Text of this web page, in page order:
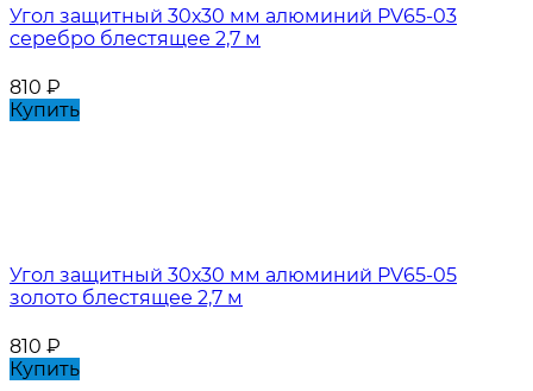
Угол защитный 30х30 мм алюминий PV65-03
серебро блестящее 2,7 м
810 ₽
Купить
Угол защитный 30х30 мм алюминий PV65-05
золото блестящее 2,7 м
810 ₽
Купить